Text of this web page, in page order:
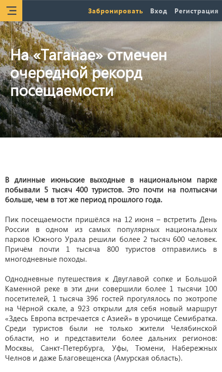
Забронировать Вход Регистрация
На «Таганае» отмечен
очередной рекорд
посещаемости
В длинные июньские выходные в национальном парке
побывали 5 тысяч 400 туристов. Это почти на полтысячи
больше, чем в тот же период прошлого года.
Пик посещаемости пришёлся на 12 июня – встретить День
России в одном из самых популярных национальных
парков Южного Урала решили более 2 тысяч 600 человек.
Причём почти 1 тысяча 800 туристов отправились в
многодневные походы.
Однодневные путешествия к Двуглавой сопке и Большой
Каменной реке в эти дни совершили более 1 тысячи 100
посетителей, 1 тысяча 396 гостей прогулялось по экотропе
на Чёрной скале, а 923 открыли для себя новый маршрут
«Здесь Европа встречается с Азией» в урочище Семибратка.
Среди туристов были не только жители Челябинской
области, но и представители более дальних регионов:
Москвы, Санкт-Петербурга, Уфы, Тюмени, Набережных
Челнов и даже Благовещенска (Амурская область).